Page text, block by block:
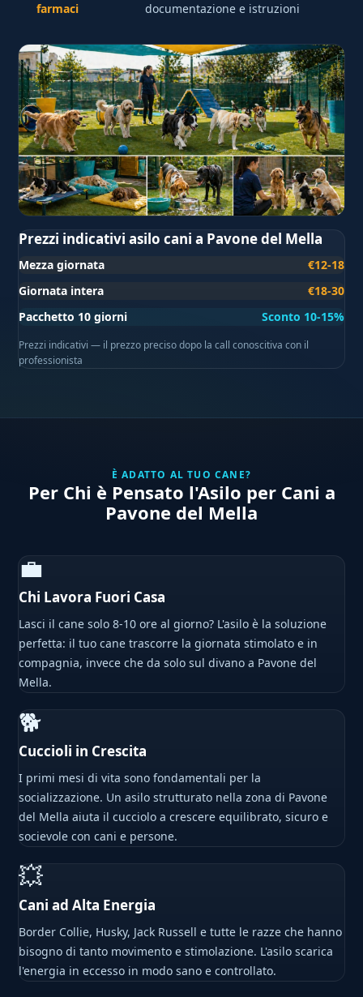
farmaci
documentazione e istruzioni
Prezzi indicativi asilo cani a Pavone del Mella
Mezza giornata
€12-18
Giornata intera
€18-30
Pacchetto 10 giorni
Sconto 10-15%
Prezzi indicativi — il prezzo preciso dopo la call conoscitiva con il
professionista
È ADATTO AL TUO CANE?
Per Chi è Pensato l'Asilo per Cani a
Pavone del Mella
💼
Chi Lavora Fuori Casa
Lasci il cane solo 8-10 ore al giorno? L'asilo è la soluzione
perfetta: il tuo cane trascorre la giornata stimolato e in
compagnia, invece che da solo sul divano a Pavone del
Mella.
🐕
Cuccioli in Crescita
I primi mesi di vita sono fondamentali per la
socializzazione. Un asilo strutturato nella zona di Pavone
del Mella aiuta il cucciolo a crescere equilibrato, sicuro e
socievole con cani e persone.
💥
Cani ad Alta Energia
Border Collie, Husky, Jack Russell e tutte le razze che hanno
bisogno di tanto movimento e stimolazione. L'asilo scarica
l'energia in eccesso in modo sano e controllato.